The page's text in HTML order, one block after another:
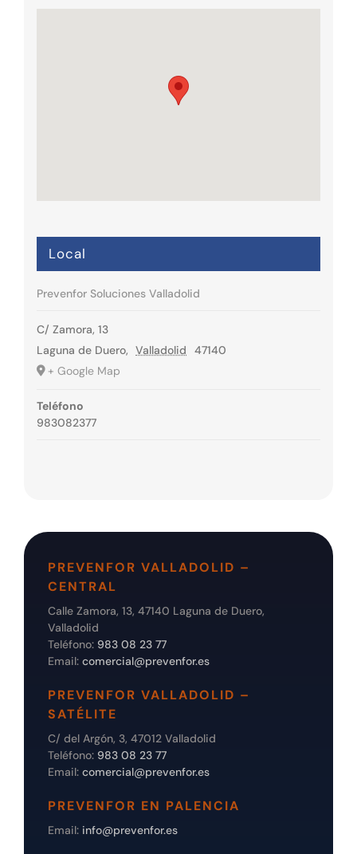
Local
Prevenfor Soluciones Valladolid
C/ Zamora, 13
Laguna de Duero, Valladolid
47140
+ Google Map
Teléfono
983082377
PREVENFOR VALLADOLID –
CENTRAL
Calle Zamora, 13, 47140 Laguna de Duero,
Valladolid
Teléfono: 983 08 23 77
Email: comercial@prevenfor.es
PREVENFOR VALLADOLID –
SATÉLITE
C/ del Argón, 3, 47012 Valladolid
Teléfono: 983 08 23 77
Email: comercial@prevenfor.es
PREVENFOR EN PALENCIA
Email: info@prevenfor.es